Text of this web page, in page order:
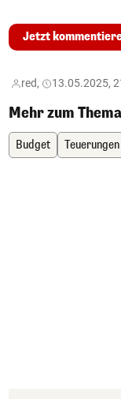
Jetzt
red, 13.05.2025,
Mehr zum Thema
Budget Teuerungen